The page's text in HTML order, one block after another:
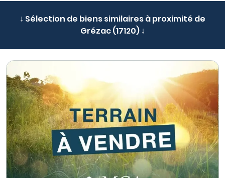
↓ Sélection de biens similaires à proximité de
Grézac (17120) ↓